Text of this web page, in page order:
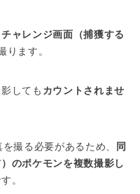
ャレンジ画面（捕獲する
ります。
しても カウントされませ
撮る必要があるため、
同
のポケモンを複数撮影し
。